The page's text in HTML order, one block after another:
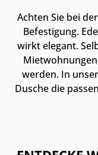
Achten Sie bei
Befestigung.
wirkt elegant.
werden. In
Dusche die